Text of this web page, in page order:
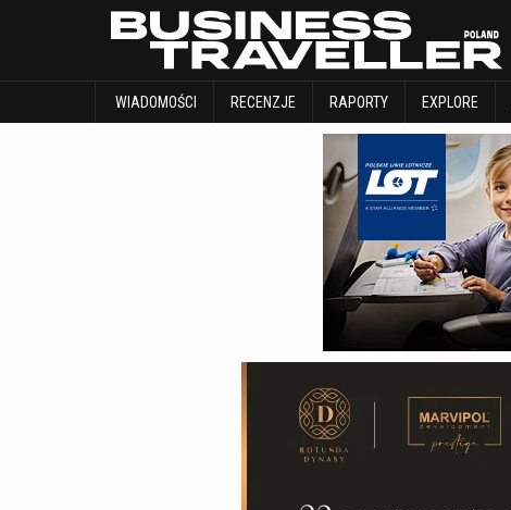
WIADOMOŚCI RECENZJE RAPORTY EXPLORE
WIADOMOŚCI RECENZJE